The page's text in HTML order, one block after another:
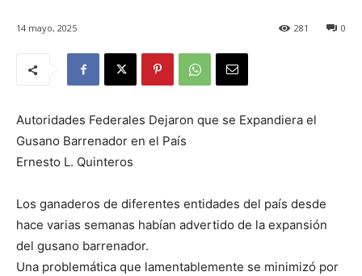
14 mayo, 2025 0
281
Autoridades Federales Dejaron que se Expandiera el
Gusano Barrenador en el País
Ernesto L. Quinteros
Los ganaderos de diferentes entidades del país desde
hace varias semanas habían advertido de la expansión
del gusano barrenador.
Una problemática que lamentablemente se minimizó por